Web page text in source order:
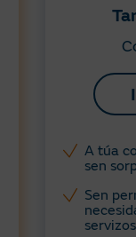
A túa
sen
Sen